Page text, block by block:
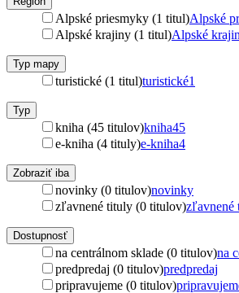
Alpské priesmyky (1 titul)Alpské
Alpské krajiny (1 titul)Alpské
Typ mapy
turistické (1 titul)turistické1
Typ
kniha (45 titulov)kniha45
e-kniha (4 tituly)e-kniha4
Zobraziť iba
novinky (0 titulov)novinky
zľavnené tituly (0 titulov)zľavnené
Dostupnosť
na centrálnom sklade (0 titulov)na
predpredaj (0 titulov)predpredaj
pripravujeme (0 titulov)